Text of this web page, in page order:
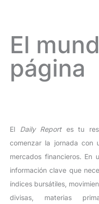
El
página
El Daily Reportes tu
comenzar la jornada con
mercados financieros. En
información clave que
índices bursátiles,
divisas, materias